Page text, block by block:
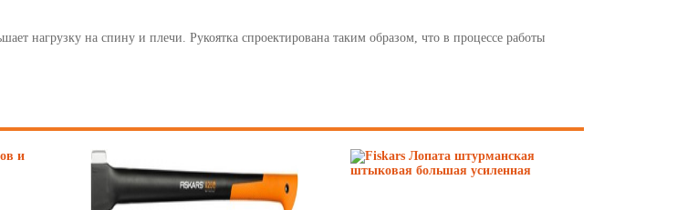
9
11
нагрузку на спину и плечи. Рукоятка спроектирована таким образом, что в процессе работы